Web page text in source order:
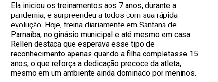
Ela iniciou os treinamentos aos 7 anos, durante a
pandemia, e surpreendeu a todos com sua rápida
evolução. Hoje, treina diariamente em Santana de
Parnaíba, no ginásio municipal e até mesmo em casa.
Rellen destaca que esperava esse tipo de
reconhecimento apenas quando a filha completasse 15
anos, o que reforça a dedicação precoce da atleta,
mesmo em um ambiente ainda dominado por meninos.